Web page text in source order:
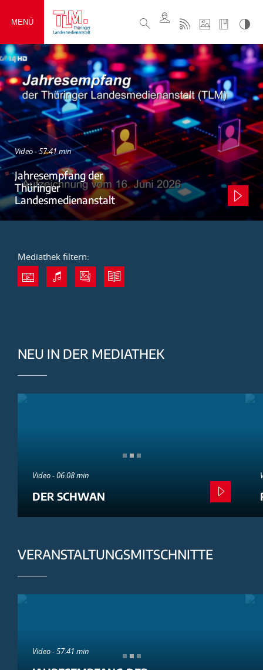
MENÜ
Video - 57:41 min
Jahresempfang der
Thüringer
Landesmedienanstalt
Mediathek filtern:
NEU IN DER MEDIATHEK
Video - 06:08 min
DER SCHWAN
VERANSTALTUNGSMITSCHNITTE
Video - 57:41 min